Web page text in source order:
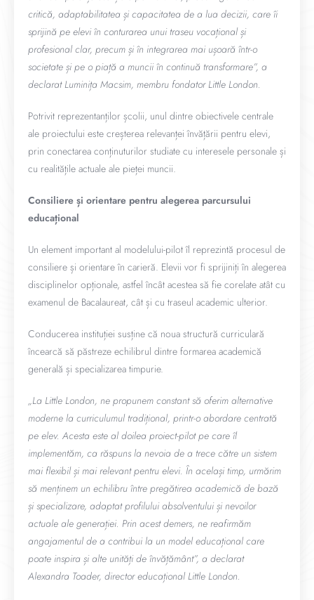
critică, adaptabilitatea și capacitatea de a lua decizii, care îi
sprijină pe elevi în conturarea unui traseu vocațional și
profesional clar, precum și în integrarea mai ușoară într-o
societate și pe o piață a muncii în continuă transformare”, a
declarat Luminița Macsim, membru fondator Little London.
Potrivit reprezentanților școlii, unul dintre obiectivele centrale
ale proiectului este creșterea relevanței învățării pentru elevi,
prin conectarea conținuturilor studiate cu interesele personale și
cu realitățile actuale ale pieței muncii.
Consiliere și orientare pentru alegerea parcursului
educațional
Un element important al modelului-pilot îl reprezintă procesul de
consiliere și orientare în carieră. Elevii vor fi sprijiniți în alegerea
disciplinelor opționale, astfel încât acestea să fie corelate atât cu
examenul de Bacalaureat, cât și cu traseul academic ulterior.
Conducerea instituției susține că noua structură curriculară
încearcă să păstreze echilibrul dintre formarea academică
generală și specializarea timpurie.
„La Little London, ne propunem constant să oferim alternative
moderne la curriculumul tradițional, printr-o abordare centrată
pe elev. Acesta este al doilea proiect-pilot pe care îl
implementăm, ca răspuns la nevoia de a trece către un sistem
mai flexibil și mai relevant pentru elevi. În același timp, urmărim
să menținem un echilibru între pregătirea academică de bază
și specializare, adaptat profilului absolventului și nevoilor
actuale ale generației. Prin acest demers, ne reafirmăm
angajamentul de a contribui la un model educațional care
poate inspira și alte unități de învățământ”, a declarat
Alexandra Toader, director educațional Little London.